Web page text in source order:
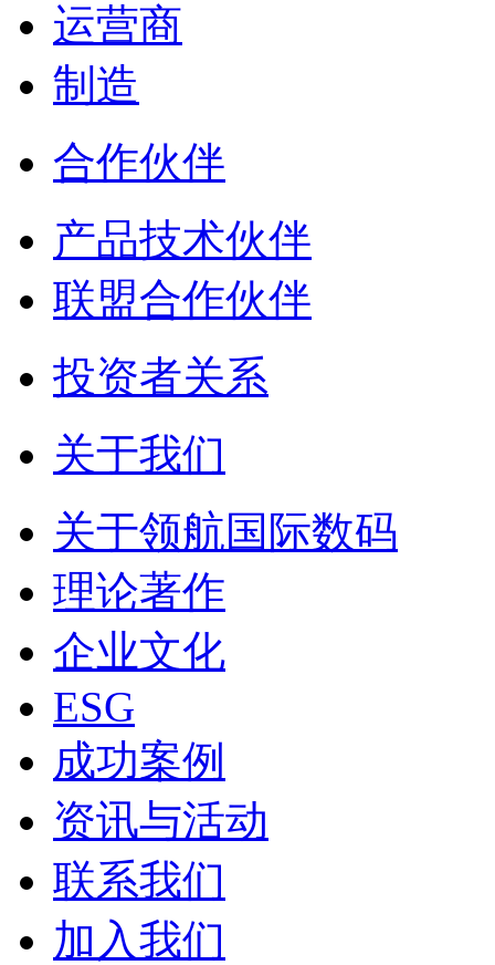
运营商
制造
合作伙伴
产品技术伙伴
联盟合作伙伴
投资者关系
关于我们
关于领航国际数码
理论著作
企业文化
ESG
成功案例
资讯与活动
联系我们
加入我们